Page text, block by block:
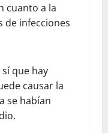
cuanto a la
de infecciones
que hay
causar la
se habían